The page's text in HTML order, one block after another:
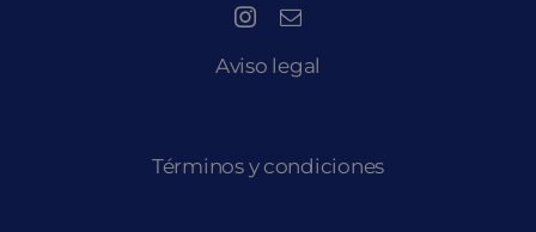
Aviso legal
Términos y condiciones